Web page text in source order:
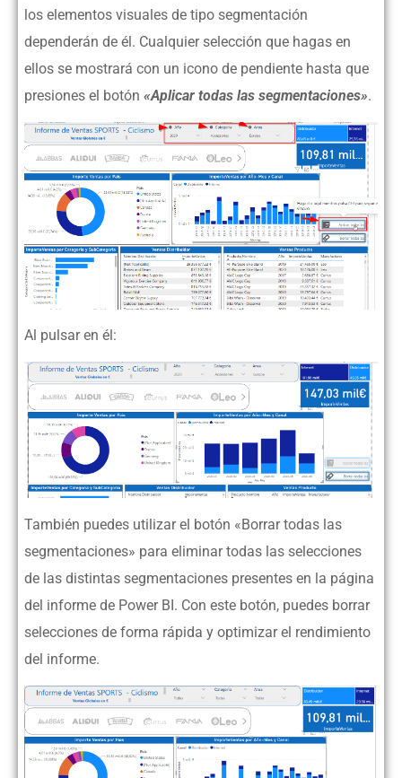
los elementos visuales de tipo segmentación
dependerán de él. Cualquier selección que hagas en
ellos se mostrará con un icono de pendiente hasta que
presiones el botón «Aplicar todas las segmentaciones».
Al pulsar en él:
También puedes utilizar el botón «Borrar todas las
segmentaciones» para eliminar todas las selecciones
de las distintas segmentaciones presentes en la página
del informe de Power BI. Con este botón, puedes borrar
selecciones de forma rápida y optimizar el rendimiento
del informe.